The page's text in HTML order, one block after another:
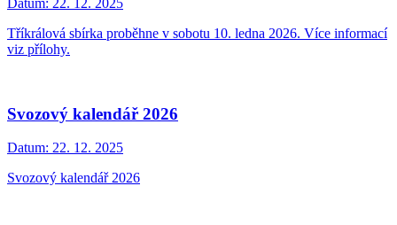
Datum: 22. 12. 2025
Tříkrálová sbírka proběhne v sobotu 10. ledna 2026. Více informací
viz přílohy.
Svozový kalendář 2026
Datum: 22. 12. 2025
Svozový kalendář 2026